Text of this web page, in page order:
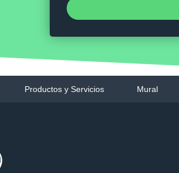
Productos y Servicios Mural